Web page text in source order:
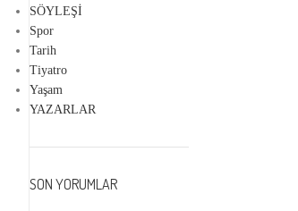
SÖYLEŞİ
Spor
Tarih
Tiyatro
Yaşam
YAZARLAR
SON YORUMLAR